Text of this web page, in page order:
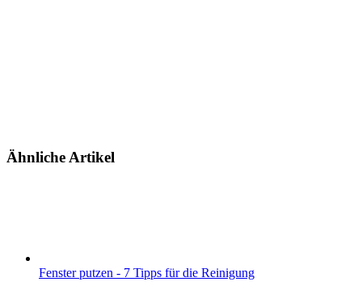
Ähnliche Artikel
Fenster putzen - 7 Tipps für die Reinigung